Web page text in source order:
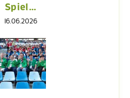
Spiel…
16.06.2026